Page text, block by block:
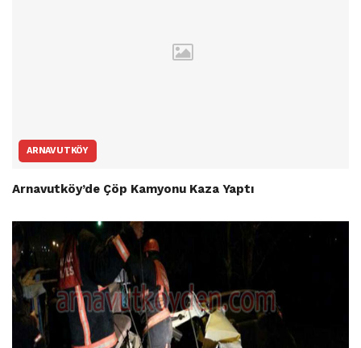
ARNAVUTKÖY
Arnavutköy’de Çöp Kamyonu Kaza Yaptı